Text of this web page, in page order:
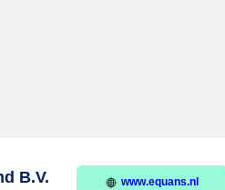
B.V. www.equans.nl